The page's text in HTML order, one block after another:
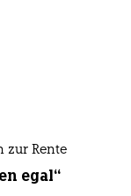
zur Rente
egal“